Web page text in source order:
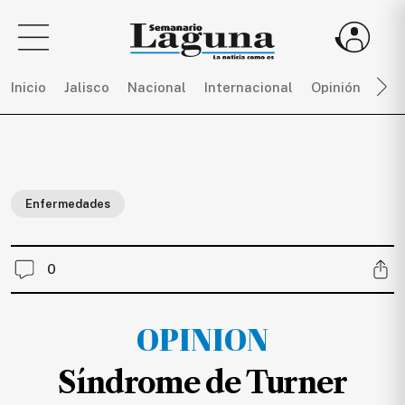
Inicio Jalisco Nacional Internacional Opinión
únete
a
Enfermedades
0
OPINION
Síndrome de Turner